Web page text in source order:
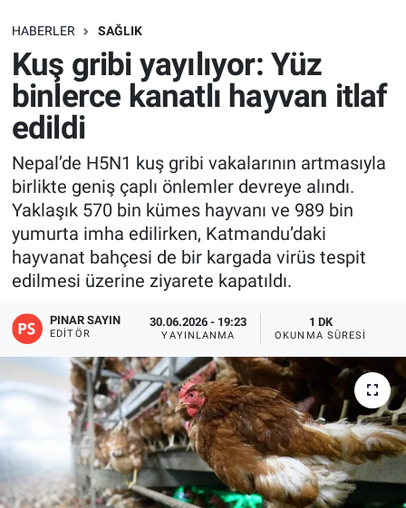
HABERLER SAĞLIK
Kuş gribi yayılıyor: Yüz
binlerce kanatlı hayvan itlaf
edildi
Nepal’de H5N1 kuş gribi vakalarının artmasıyla
birlikte geniş çaplı önlemler devreye alındı.
Yaklaşık 570 bin kümes hayvanı ve 989 bin
yumurta imha edilirken, Katmandu’daki
hayvanat bahçesi de bir kargada virüs tespit
edilmesi üzerine ziyarete kapatıldı.
PINAR SAYIN
EDITÖR
30.06.2026 - 19:23
YAYINLANMA
1 DK
OKUNMA SÜRESI
SAĞLIK
EKONOMİ
EĞİTİM
ÖZEL HABER
Keşfet
ASTROLOJİ
RESMİ İLANLAR
İLAN
Bize ulaşın
İletişim/Künye